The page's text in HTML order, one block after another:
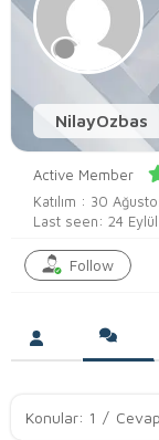
NilayOzbas
Active Member
Katılım : 30
Last seen: 24
Follow
Konular: 1 /